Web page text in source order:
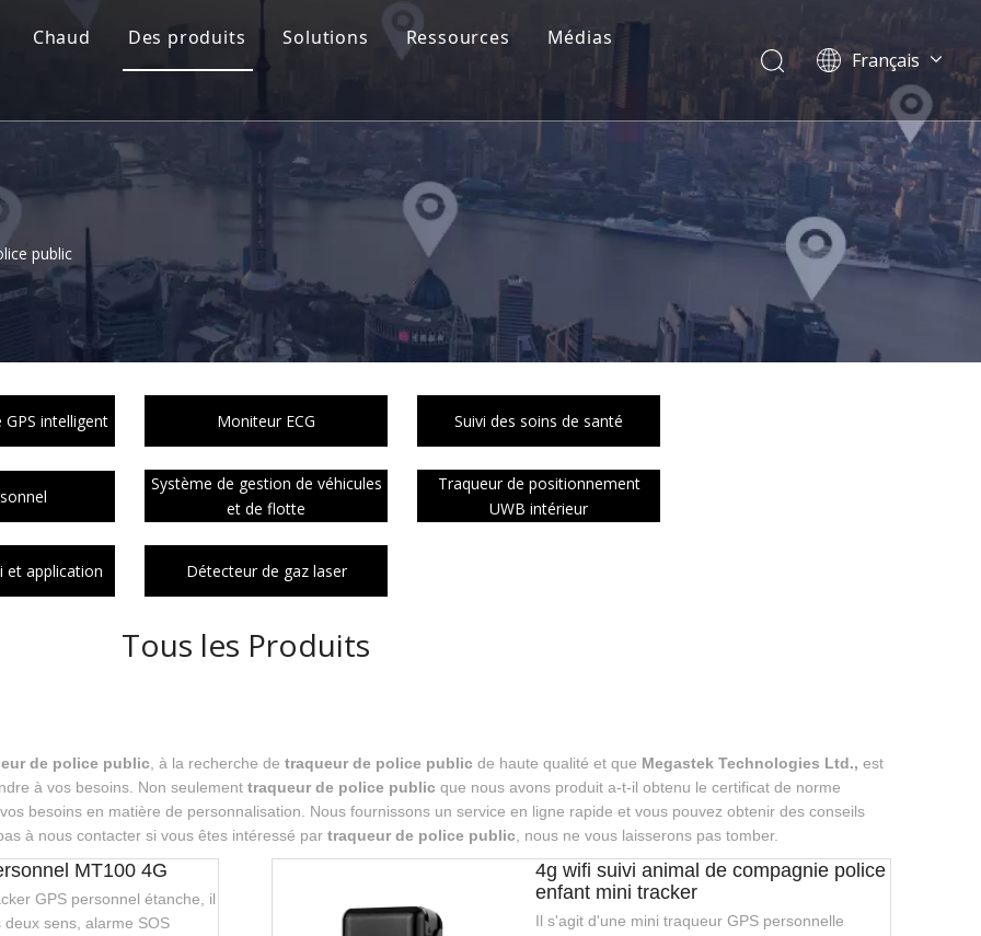
Chaud Des produits Solutions Ressources
Médias
Français
Dansk
norsk språk
한국어
日本語
Italiano
Deutsch
Português
简体中文
public
intelligent Moniteur ECG Suivi des soins de santé
Système de gestion de véhicules
et de flotte
Traqueur de positionnement
UWB intérieur
et application Détecteur de gaz laser
Tous les Produits
de police public , à la recherche de traqueur de police public de haute qualité et que Megastek Technologies Ltd., est
à vos besoins. Non seulement traqueur de police public que nous avons produit a-t-il obtenu le certificat de norme
besoins en matière de personnalisation. Nous fournissons un service en ligne rapide et vous pouvez obtenir des conseils
à nous contacter si vous êtes intéressé par traqueur de police public , nous ne vous laisserons pas tomber.
MT100 4G
GPS personnel étanche, il
sens, alarme SOS
4g wifi suivi animal de compagnie police
enfant mini tracker
Il s'agit d'une mini traqueur GPS personnelle